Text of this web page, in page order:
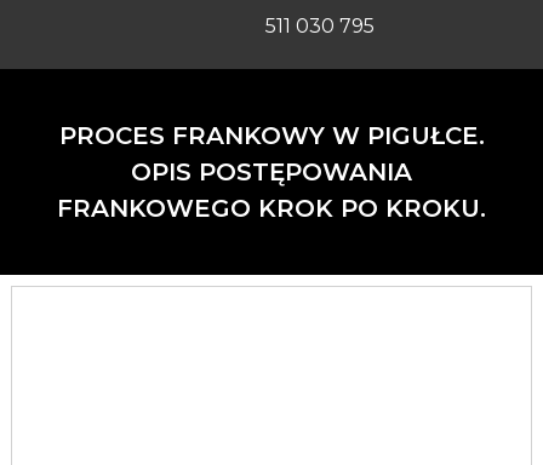
511 030 795
PROCES FRANKOWY W PIGUŁCE.
OPIS POSTĘPOWANIA
FRANKOWEGO KROK PO KROKU.